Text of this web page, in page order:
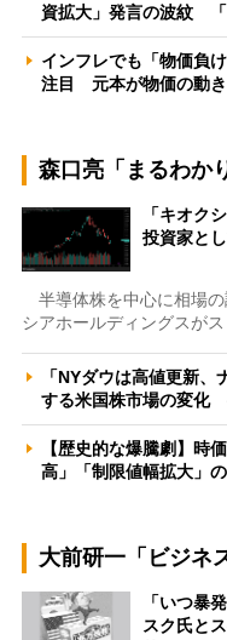
資拡大」発言の波紋
インフレでも「物価負
注目 元本が物価の動
森口亮「まるわか
「キオク
投資家と
半導体株を中心に相場の
シアホールディングスが
「NYダウは高値更新
する米国株市場の変
【歴史的な爆騰劇】時
高」「制限値幅拡大
大前研一「ビジネ
「いつ暴
スク氏と